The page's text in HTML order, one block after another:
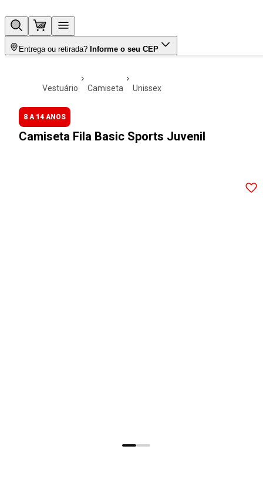
Entrega ou retirada? Informe o seu CEP
vestuário camiseta unissex
8 A 14 ANOS
Camiseta Fila Basic Sports Juvenil